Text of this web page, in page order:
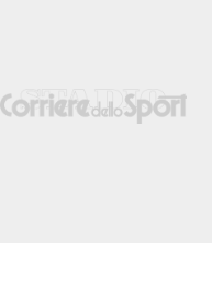
il Comune non aveva